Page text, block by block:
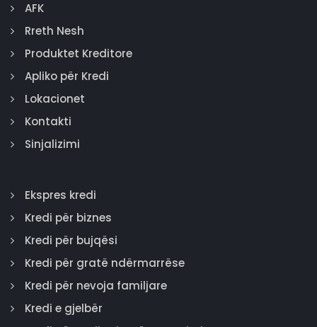
AFK
Rreth Nesh
Produktet Kreditore
Apliko për Kredi
Lokacionet
Kontakti
Sinjalizimi
Ekspres kredi
Kredi për biznes
Kredi për bujqësi
Kredi për gratë ndërmarrëse
Kredi për nevoja familjare
Kredi e gjelbër